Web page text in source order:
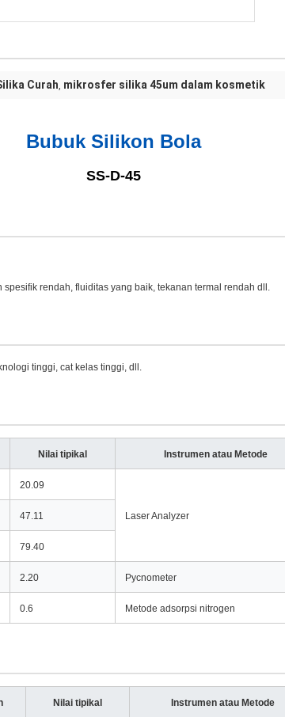
Curah, mikrosfer silika 45um dalam kosmetik
Bubuk Silikon Bola
SS-D-45
rendah, fluiditas yang baik, tekanan termal rendah dll.
tinggi, cat kelas tinggi, dll.
Nilai tipikal Instrumen atau Metode
20.09
Laser Analyzer
47.11
79.40
2.20 Pycnometer
0.6 Metode adsorpsi nitrogen
Nilai tipikal Instrumen atau Metode